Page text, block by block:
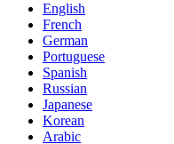
English
French
German
Portuguese
Spanish
Russian
Japanese
Korean
Arabic